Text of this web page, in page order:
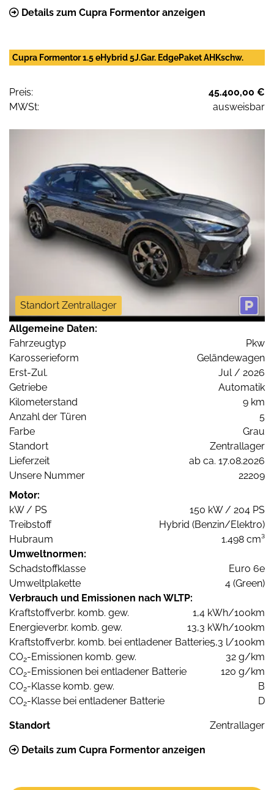
Details zum Cupra Formentor anzeigen
Cupra Formentor 1.5 eHybrid 5J.Gar. EdgePaket AHKschw.
Preis:
45.400,00 €
MWSt:
ausweisbar
Standort Zentrallager
Allgemeine Daten:
Fahrzeugtyp
Pkw
Karosserieform
Geländewagen
Erst-Zul.
Jul / 2026
Getriebe
Automatik
Kilometerstand
9 km
Anzahl der Türen
5
Farbe
Grau
Standort
Zentrallager
Lieferzeit
ab ca. 17.08.2026
Unsere Nummer
22209
Motor:
kW / PS
150 kW / 204 PS
Treibstoff
Hybrid (Benzin/Elektro)
Hubraum
1.498 cm³
Umweltnormen:
Schadstoffklasse
Euro 6e
Umweltplakette
4 (Green)
Verbrauch und Emissionen nach WLTP:
Kraftstoffverbr. komb. gew.
1,4 kWh/100km
Energieverbr. komb. gew.
13,3 kWh/100km
Kraftstoffverbr. komb. bei entladener Batterie5,3 l/100km
CO2-Emissionen komb. gew.
32 g/km
CO2-Emissionen bei entladener Batterie
120 g/km
CO2-Klasse komb. gew.
B
CO2-Klasse bei entladener Batterie D
Standort Zentrallager
Details zum Cupra Formentor anzeigen